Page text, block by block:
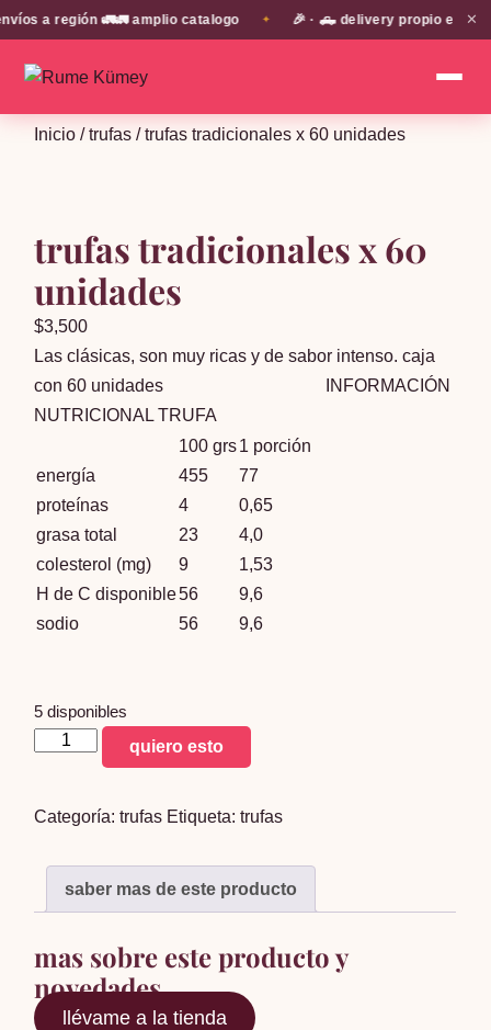
a región 🚛🚛 amplio catalogo 🎉 · 🛻 delivery propio en EN✕
Inicio /trufas / trufas tradicionales x 60 unidades
trufas tradicionales x 60
unidades
$3,500
Las clásicas, son muy ricas y de sabor intenso. caja
con 60 unidades
INFORMACIÓN
NUTRICIONAL TRUFA
100 grs1 porción
energía
455
77
proteínas
4
0,65
grasa total
23
4,0
colesterol (mg)
9
1,53
H de C disponible56
9,6
sodio
56 9,6
5 disponibles
trufas
tradicionales
60
quiero esto
Categoría:trufas Etiqueta:trufas
saber mas de este producto
mas sobre este producto y
novedades
llévame a la tienda